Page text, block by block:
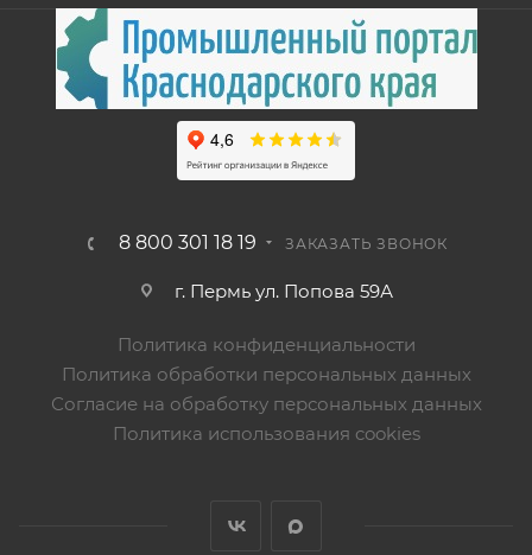
8 800 301 18 19 ЗАКАЗАТЬ ЗВОНОК
г. Пермь ул. Попова 59А
Политика конфиденциальности
Политика обработки персональных данных
Согласие на обработку персональных данных
Политика использования cookies